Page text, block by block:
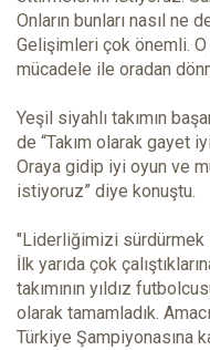
Onların bunları nasıl ne
Gelişimleri çok önemli.
mücadele ile oradan
Yeşil siyahlı takımın
de “Takım olarak gayet
Oraya gidip iyi oyun ve
istiyoruz” diye konuştu.
"Liderliğimizi sürdürmek
İlk yarıda çok
takımının yıldız
olarak tamamladık.
Türkiye Şampiyonasına